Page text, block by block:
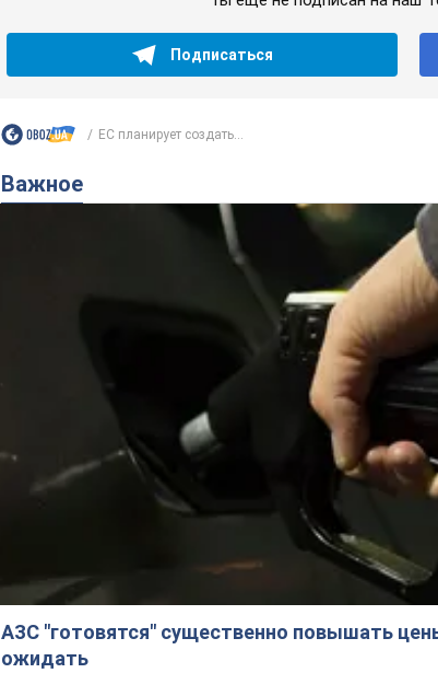
Подписаться
ЕС планирует создать...
Важное
АЗС "готовятся" существенно повышать
ожидать